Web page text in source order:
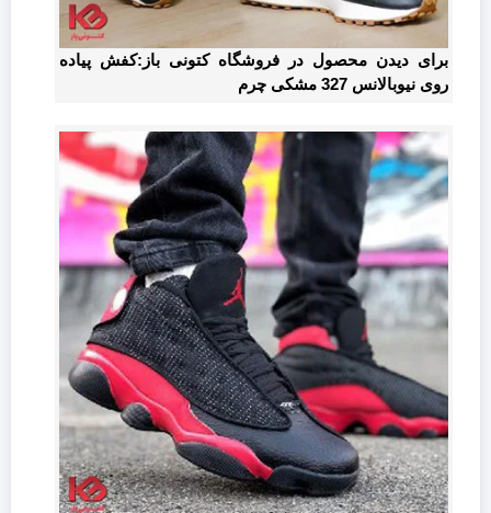
برای دیدن محصول در فروشگاه کتونی باز:کفش پیاده
روی نیوبالانس 327 مشکی چرم